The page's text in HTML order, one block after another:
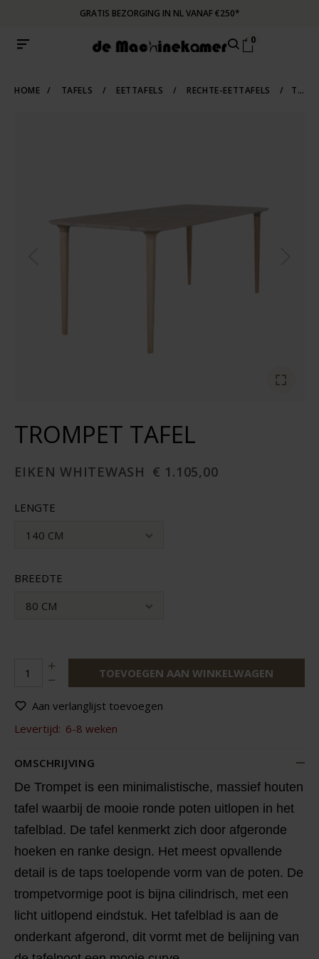
GRATIS BEZORGING IN NL VANAF €250*
0
HOME / TAFELS / EETTAFELS / RECHTE-EETTAFELS / TROMPET TAFEL
TROMPET TAFEL
EIKEN WHITEWASH € 1.105,00
LENGTE
140 CM
BREEDTE
80 CM
TOEVOEGEN AAN WINKELWAGEN
Aan verlanglijst toevoegen
Levertijd: 6-8 weken
OMSCHRIJVING
De Trompet is een minimalistische, massief houten
tafel waarbij de mooie ronde poten uitlopen in het
tafelblad. De tafel kenmerkt zich door afgeronde
hoeken en ranke design. Het meest opvallende
detail is de taps toelopende vorm van de poten. De
trompetvormige poot is bijna cilindrisch, met een
licht uitlopend eindstuk. Het tafelblad is aan de
onderkant afgerond, dit vormt met de belijning van